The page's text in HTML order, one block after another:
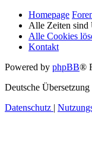
Homepage
Alle Zeiten sind
Alle Cookies
Kontakt
Powered by phpBB®
Deutsche Übersetzung
Datenschutz |